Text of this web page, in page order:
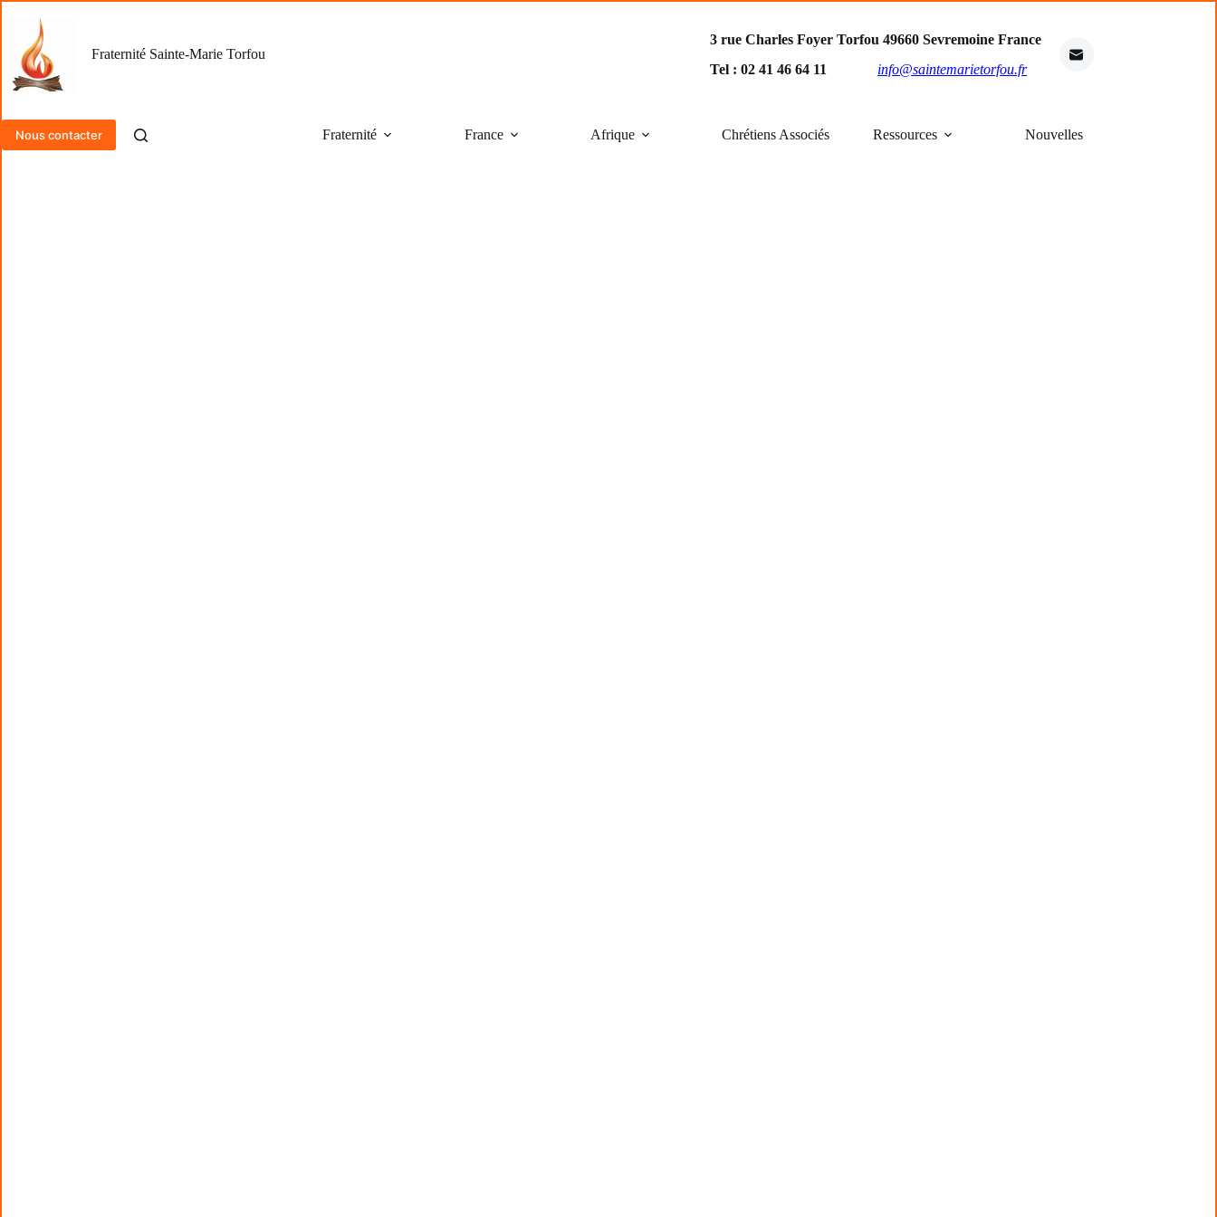
contenu
Fraternité Sainte-Marie Torfou
3 rue Charles Foyer Torfou 49660 Sevremoine France
Tel : 02 41 46 64 11
info@saintemarietorfou.fr
Nous contacter Fraternité France Afrique Chrétiens Associés Ressources Nouvelles